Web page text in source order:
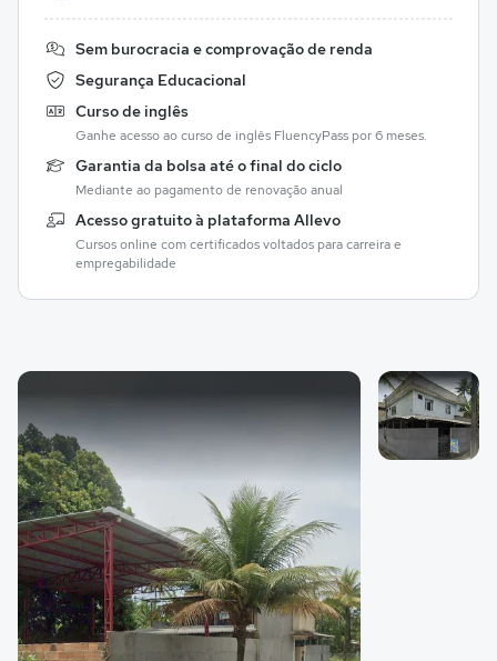
Sem burocracia e comprovação de renda
Segurança Educacional
Curso de inglês
Ganhe acesso ao curso de inglês FluencyPass por 6 meses.
Garantia da bolsa até o final do ciclo
Mediante ao pagamento de renovação anual
Acesso gratuito à plataforma Allevo
Cursos online com certificados voltados para carreira e
empregabilidade
Galeria de imagem